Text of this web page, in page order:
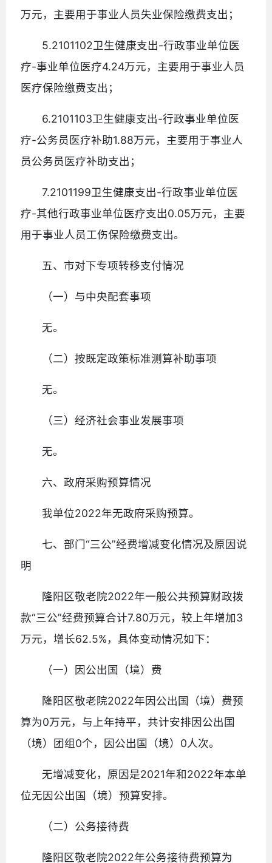
万元，主要用于事业人员失业保险缴费支出；
5.2101102卫生健康支出-行政事业单位医
疗-事业单位医疗4.24万元，主要用于事业人员
医疗保险缴费支出；
6.2101103卫生健康支出-行政事业单位医
疗-公务员医疗补助1.88万元，主要用于事业人
员公务员医疗补助支出；
7.2101199卫生健康支出-行政事业单位医
疗-其他行政事业单位医疗支出0.05万元，主要
用于事业人员工伤保险缴费支出。
五、市对下专项转移支付情况
（一）与中央配套事项
无。
（二）按既定政策标准测算补助事项
无。
（三）经济社会事业发展事项
无。
六、政府采购预算情况
我单位2022年无政府采购预算。
七、部门“三公”经费增减变化情况及原因说
明
隆阳区敬老院2022年一般公共预算财政拨
款“三公”经费预算合计7.80万元，较上年增加3
万元，增长62.5%，具体变动情况如下：
（一）因公出国（境）费
隆阳区敬老院2022年因公出国（境）费预
算为0万元，与上年持平，共计安排因公出国
（境）团组0个，因公出国（境）0人次。
无增减变化，原因是2021年和2022年本单
位无因公出国（境）预算安排。
（二）公务接待费
隆阳区敬老院2022年公务接待费预算为